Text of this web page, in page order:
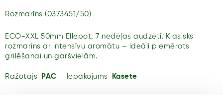
Rozmarīns (0373451/50)
ECO-XXL 50mm Ellepot, 7 nedēļas audzēti. Klasisks
rozmarīns ar intensīvu aromātu – ideāli piemērots
grilēšanai un garšvielām.
Ražotājs PAC Iepakojums Kasete